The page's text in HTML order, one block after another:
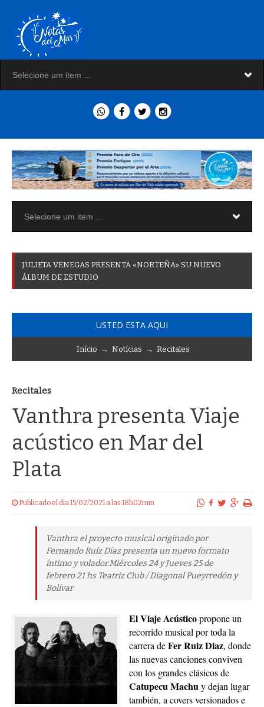
JULIETA VENEGAS PRESENTA «NORTEÑA» SU NUEVO
ÁLBUM DE ESTUDIO
USTED ESTA AQUI
Início → Notícias → Recitales
Recitales
Vanthra presenta Viaje
acústico en Mar del
Plata
Publicado el dia 15/02/2021 a las 18h02min
Vanthra el proyecto musical originado por
Fernando Ruíz Díaz presenta un nuevo formato
íntimo y volador.Miércoles 24 y Jueves 25 de
febrero 21 hs Teatriz Club / Diagonal Pueyrredón y
Bolívar
El Viaje Acústicopropone un
recorrido musical por toda la
carrera deFer Ruiz Diaz, donde
las nuevas canciones conviven
con los grandes clásicos de
Catupecu Machu y dejan lugar
también, a covers versionados e